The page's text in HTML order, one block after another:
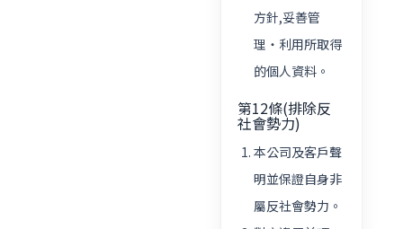
方針,妥善管
理・利用所取得
的個人資料。
第12條(排除反
社會勢力)
本公司及客戶聲
明並保證自身非
屬反社會勢力。